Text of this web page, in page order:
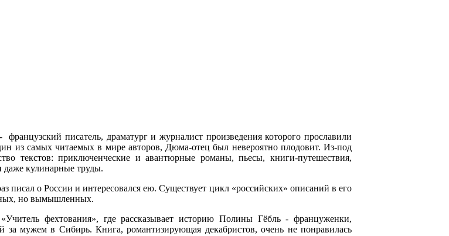
писатель, драматург и журналист произведения которого прославили
из самых читаемых в мире авторов, Дюма-отец был невероятно плодовит. Из-под
текстов: приключенческие и авантюрные романы, пьесы, книги-путешествия,
даже кулинарные труды.
писал о России и интересовался ею. Существует цикл «российских» описаний в его
но вымышленных.
фехтования», где рассказывает историю Полины Гёбль - француженки,
мужем в Сибирь. Книга, романтизирующая декабристов, очень не понравилась